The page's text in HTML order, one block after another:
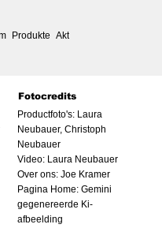
Produkte Aktuelles
Fotocredits
Productfoto's: Laura
Neubauer, Christoph
Neubauer
Video: Laura Neubauer
Over ons: Joe Kramer
Pagina Home: Gemini
gegenereerde Ki-
afbeelding